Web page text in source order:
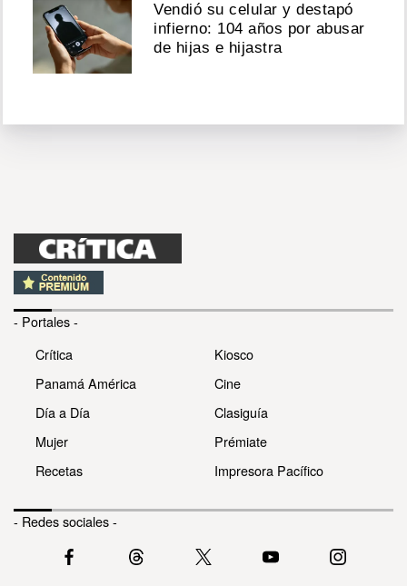
Vendió su celular y destapó
infierno: 104 años por abusar
de hijas e hijastra
- Portales -
Crítica
Panamá América
Día a Día
Mujer
Recetas
Kiosco
Cine
Clasiguía
Prémiate
Impresora Pacífico
- Redes sociales -